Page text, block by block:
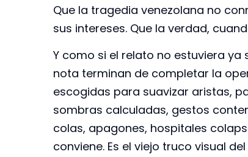
Que la tragedia venezolana no
sus intereses. Que la verdad,
Y como si el relato no estuviera
nota terminan de completar la
escogidas para suavizar aristas,
sombras calculadas, gestos
colas, apagones, hospitales
conviene. Es el viejo truco visual